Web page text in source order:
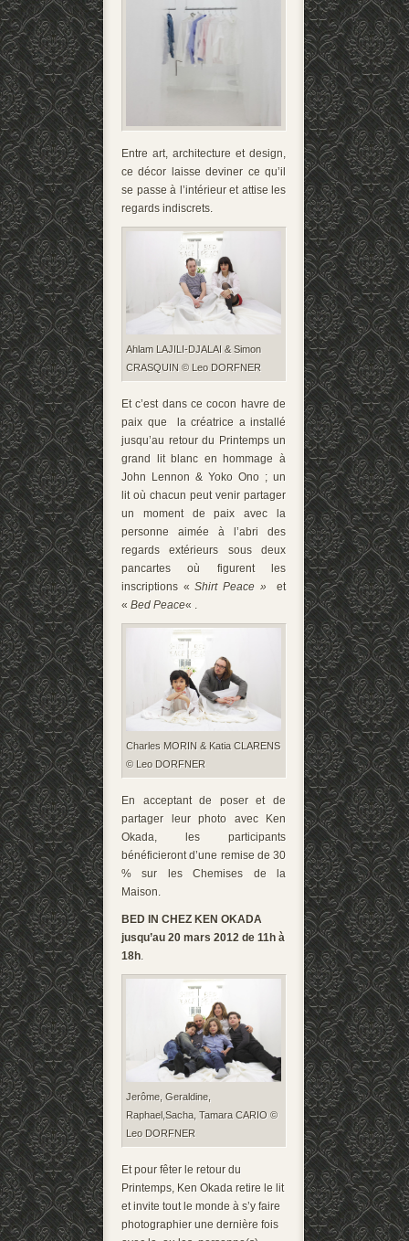
Entre art, architecture et design,
ce décor laisse deviner ce qu’il
se passe à l’intérieur et attise les
regards indiscrets.
Ahlam LAJILI-DJALAI & Simon
CRASQUIN © Leo DORFNER
Et c’est dans ce cocon havre de
paix que la créatrice a installé
jusqu’au retour du Printemps un
grand lit blanc en hommage à
John Lennon & Yoko Ono ; un
lit où chacun peut venir partager
un moment de paix avec la
personne aimée à l’abri des
regards extérieurs sous deux
pancartes où figurent les
inscriptions «Shirt Peace »et
« Bed Peace« .
Charles MORIN & Katia CLARENS
© Leo DORFNER
En acceptant de poser et de
partager leur photo avec Ken
Okada, les participants
bénéficieront d’une remise de 30
% sur les Chemises de la
Maison.
BED IN CHEZ KEN OKADA
jusqu’au 20 mars 2012 de 11h à
18h.
Jerôme, Geraldine,
Raphael,Sacha, Tamara CARIO ©
Leo DORFNER
Et pour fêter le retour du
Printemps, Ken Okada retire le lit
et invite tout le monde à s’y faire
photographier une dernière fois